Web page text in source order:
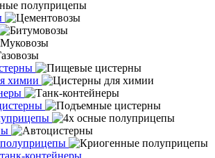
химии
контейнеры